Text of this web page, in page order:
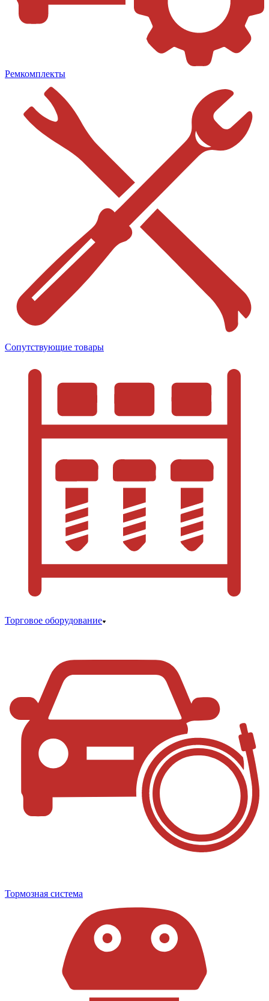
Ремкомплекты
Сопутствующие товары
Торговое оборудование
Тормозная система